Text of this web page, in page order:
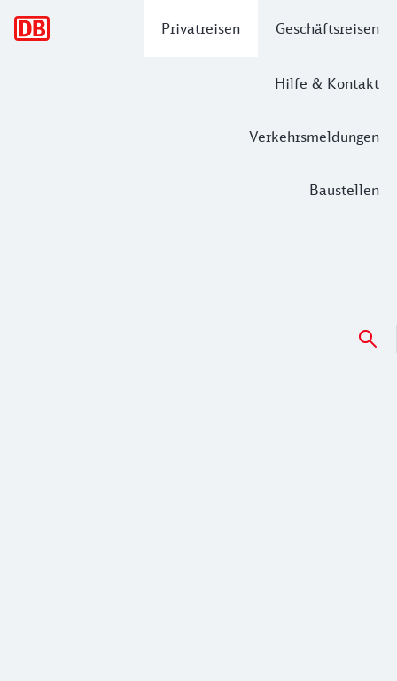
Privatreisen Geschäftsreisen
Hilfe & Kontakt
Verkehrsmeldungen
Baustellen